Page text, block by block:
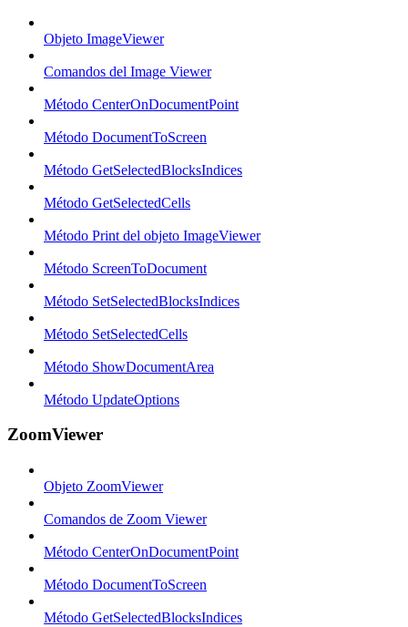
Objeto ImageViewer
Comandos del Image Viewer
Método CenterOnDocumentPoint
Método DocumentToScreen
Método GetSelectedBlocksIndices
Método GetSelectedCells
Método Print del objeto ImageViewer
Método ScreenToDocument
Método SetSelectedBlocksIndices
Método SetSelectedCells
Método ShowDocumentArea
Método UpdateOptions
ZoomViewer
Objeto ZoomViewer
Comandos de Zoom Viewer
Método CenterOnDocumentPoint
Método DocumentToScreen
Método GetSelectedBlocksIndices